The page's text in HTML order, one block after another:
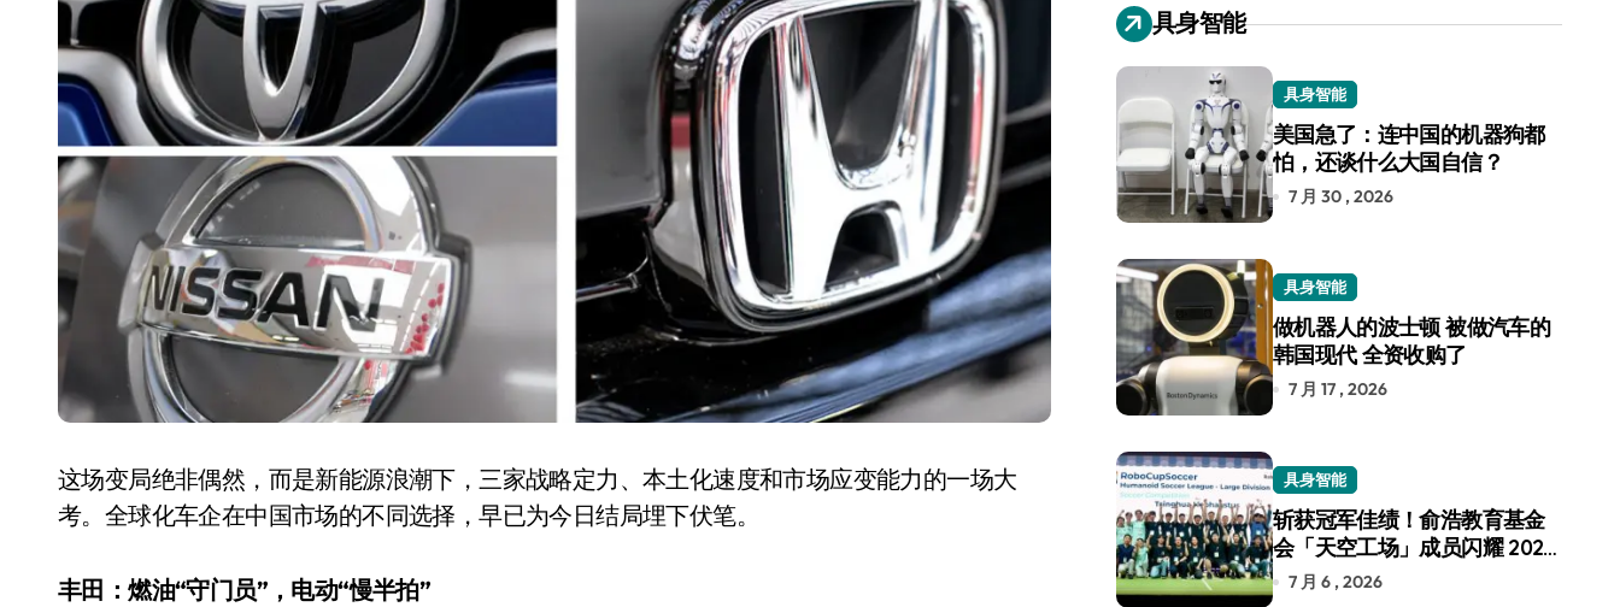
长鑫上市只是开胃菜：合肥正在下一盘你看不懂的大棋
耳机低音像白开水？90%的人第一步就做错了
复古玩家狂喜：Anbernic第三次复刻GBA SP，情怀拉满
Xbox 360 游戏终于要登 PC，光盘党也能“以盘换数”了？
AirTag 新版到底香不香？一篇帮你避坑+种草
净利润暴跌7.7%，苏泊尔开始靠“擦边”续命了？
这场变局绝非偶然，而是新能源浪潮下，三家战略定力、本土化速度和市场应变能力的一场大
考。全球化车企在中国市场的不同选择，早已为今日结局埋下伏笔。
丰田：燃油“守门员”，电动“慢半拍”
具身智能
具身智能
美国急了：连中国的机器狗都
怕，还谈什么大国自信？
7 月 30 , 2026
具身智能
做机器人的波士顿 被做汽车的
韩国现代 全资收购了
7 月 17 , 2026
具身智能
斩获冠军佳绩！俞浩教育基金
会「天空工场」成员闪耀 2026
RoboCup 机器人世界杯
7 月 6 , 2026